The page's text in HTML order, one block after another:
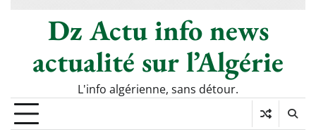
Dz Actu info news
actualité sur l’Algérie
L'info algérienne, sans détour.